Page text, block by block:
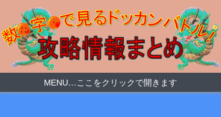
MENU…ここをクリックで開きます